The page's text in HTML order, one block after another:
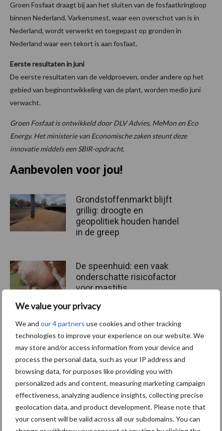
We value your privacy
We and our 4 partners use cookies and other tracking
technologies to improve your experience on our website. We
may store and/or access information from your device and
process the personal data, such as your IP address and
browsing data, for purposes like providing you with
personalized ads and content, measuring marketing campaign
effectiveness, analyzing audience insights, collecting precise
geolocation data, and product development. Please note that
your consent will be valid across all our subdomains. You can
Groen Fosfaat draagt bij aan het sluiten van de fosfaatkringloop
binnen Nederland. Varkensmest, waar een overschot van is in
Nederland, wordt verwerkt en toegepast op gronden in
Nederland waar een tekort is aan fosfaat.
Eerste resultaten in juni
De eerste resultaten van de veldproeven, onder andere op het
gebied van beginontwikkeling van de plant, worden medio juni
verwacht.
Groen Fosfaat is ontwikkeld door DLV Advies, MeMon en Eco
Energy. Het ministerie van Economische zaken steunt deze
innovatie middels een SBIR-opdracht.
Aanbevolen voor jou!
Grondstoffenmarkt blijft
grillig: droogte en
geopolitiek houden handel
in de greep
De speenhuid: een vaak
onderschatte risicofactor
voor mastitis
ForFarmers ziet volume en
marktaandeel groeien in
krimpende Nederlandse
markt
Themapagina's